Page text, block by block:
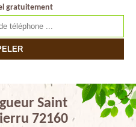
gratuitement
Saint
72160